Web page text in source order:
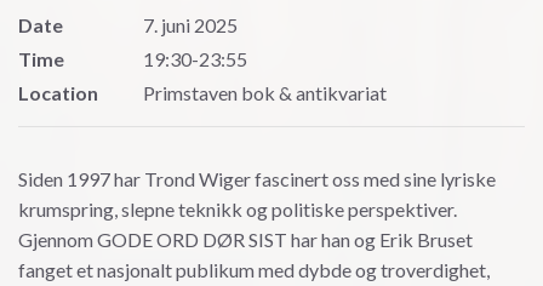
Date
7. juni 2025
Time
19:30-23:55
Location
Primstaven bok & antikvariat
Siden 1997 har Trond Wiger fascinert oss med sine lyriske
krumspring, slepne teknikk og politiske perspektiver.
Gjennom GODE ORD DØR SIST har han og Erik Bruset
fanget et nasjonalt publikum med dybde og troverdighet,